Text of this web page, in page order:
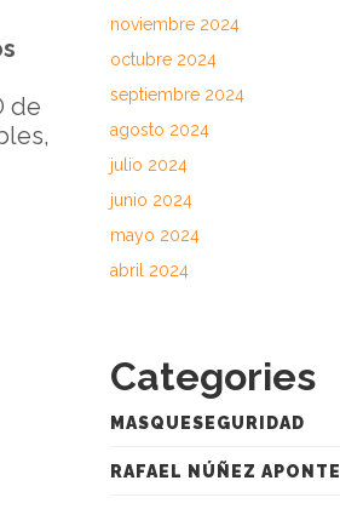
de
noviembre 2024
octubre 2024
septiembre 2024
agosto 2024
julio 2024
junio 2024
mayo 2024
abril 2024
Categories
MASQUESEGURIDAD
RAFAEL NÚÑEZ APONTE